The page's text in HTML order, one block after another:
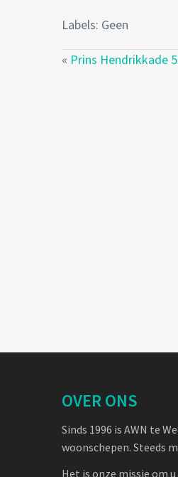
Labels: Geen
« Prins Hendrikkade
OVER ONS
Sinds 1996 is AWN te
woonschepen. Steeds
Het is onze missie om